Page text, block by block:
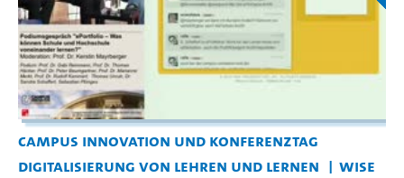
Campus Innovation und Konferenztag
Digitalisierung von Lehren und Lernen
WiSe